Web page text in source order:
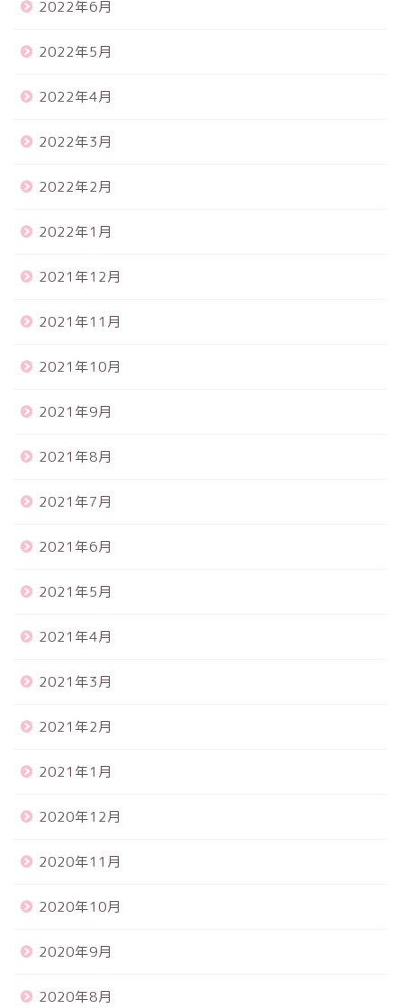
2022年6月
2022年5月
2022年4月
2022年3月
2022年2月
2022年1月
2021年12月
2021年11月
2021年10月
2021年9月
2021年8月
2021年7月
2021年6月
2021年5月
2021年4月
2021年3月
2021年2月
2021年1月
2020年12月
2020年11月
2020年10月
2020年9月
2020年8月